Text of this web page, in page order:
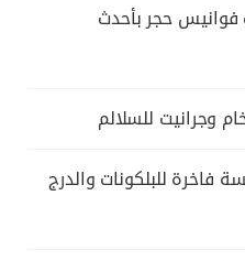
حجر بأحدث
وجرانيت للسلالم
للبلكونات والدرج